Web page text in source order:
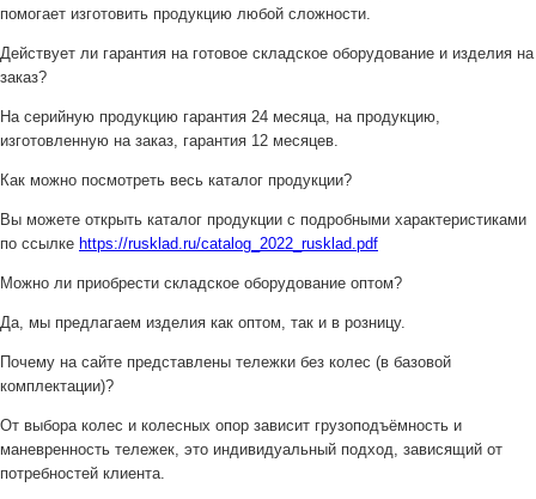
помогает изготовить продукцию любой сложности.
Действует ли гарантия на готовое складское оборудование и изделия на
заказ?
На серийную продукцию гарантия 24 месяца, на продукцию,
изготовленную на заказ, гарантия 12 месяцев.
Как можно посмотреть весь каталог продукции?
Вы можете открыть каталог продукции с подробными характеристиками
по ссылке https://rusklad.ru/catalog_2022_rusklad.pdf
Можно ли приобрести складское оборудование оптом?
Да, мы предлагаем изделия как оптом, так и в розницу.
Почему на сайте представлены тележки без колес (в базовой
комплектации)?
От выбора колес и колесных опор зависит грузоподъёмность и
маневренность тележек, это индивидуальный подход, зависящий от
потребностей клиента.